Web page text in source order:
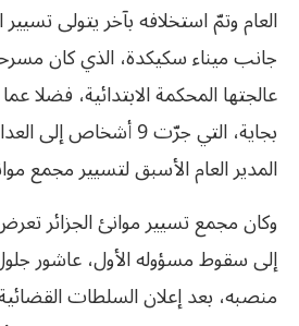
العام وتمّ استخلافه بآخر يتولى تسيير
جانب ميناء سكيكدة، الذي كان
عالجتها المحكمة الابتدائية، فضلا
بجاية، التي جرّت 9
المدير العام الأسبق لتسيير مجمع
وكان مجمع تسيير موانئ الجزائر
إلى سقوط مسؤوله الأول، عاشور
منصبه، بعد إعلان السلطات